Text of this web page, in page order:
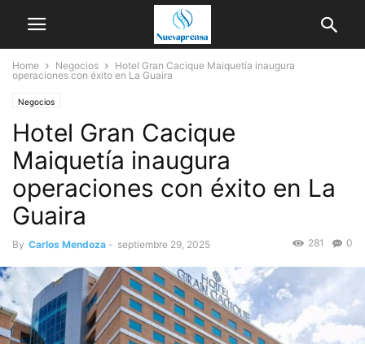
Home Negocios
Hotel Gran Cacique Maiquetía inaugura
operaciones con éxito en La Guaira
Negocios
Hotel Gran Cacique
Maiquetía inaugura
operaciones con éxito en La
Guaira
By Carlos Mendoza - septiembre 29, 2025 0
281